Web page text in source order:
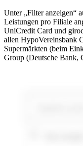
Unter „Filter anzeigen“
Leistungen pro Filiale
UniCredit Card und
allen HypoVereinsbank
Supermärkten (beim
Group (Deutsche Bank,